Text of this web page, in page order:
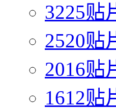
3225贴
2520贴
2016贴
1612贴